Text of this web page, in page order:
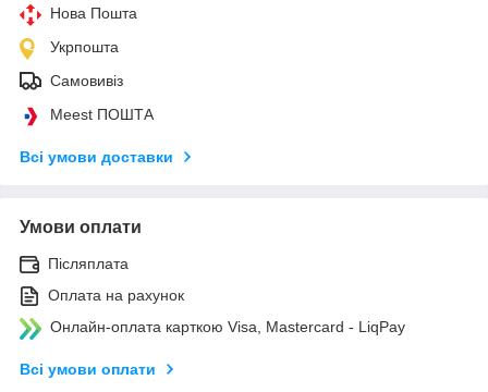
Нова Пошта
Укрпошта
Самовивіз
Meest ПОШТА
Всі умови доставки
Умови оплати
Післяплата
Оплата на рахунок
Онлайн-оплата карткою Visa, Mastercard - LiqPay
Всі умови оплати